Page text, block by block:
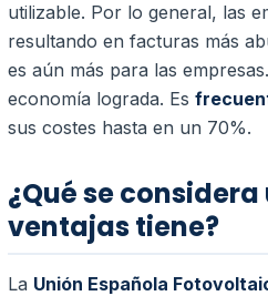
utilizable. Por lo general, las
resultando en facturas más
es aún más para las
economía lograda. Es
sus costes hasta en un 70%.
¿Qué se
ventajas tiene?
La Unión Española